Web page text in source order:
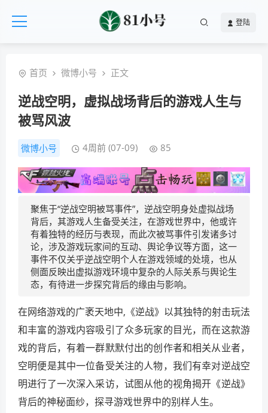
登陆
首页 微博小号 正文
逆战空明，虚拟战场背后的游戏人生与
被骂风波
微博小号 4周前 (07-09) 85
聚焦于“逆战空明被骂事件”，逆战空明身处虚拟战场
背后，其游戏人生备受关注，在游戏世界中，他或许
有着独特的经历与表现，而此次被骂事件引发诸多讨
论，涉及游戏玩家间的互动、舆论争议等方面，这一
事件不仅关乎逆战空明个人在游戏领域的处境，也从
侧面反映出虚拟游戏环境中复杂的人际关系与舆论生
态，有待进一步探究背后的缘由与影响。
在网络游戏的广袤天地中,《逆战》以其独特的射击玩法
和丰富的游戏内容吸引了众多玩家的目光，而在这款游
戏的背后，有着一群默默付出的创作者和相关从业者，
空明便是其中一位备受关注的人物，我们有幸对逆战空
明进行了一次深入采访，试图从他的视角揭开《逆战》
背后的神秘面纱，探寻游戏世界中的别样人生。